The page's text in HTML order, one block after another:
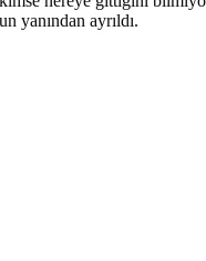
yanından ayrıldı.